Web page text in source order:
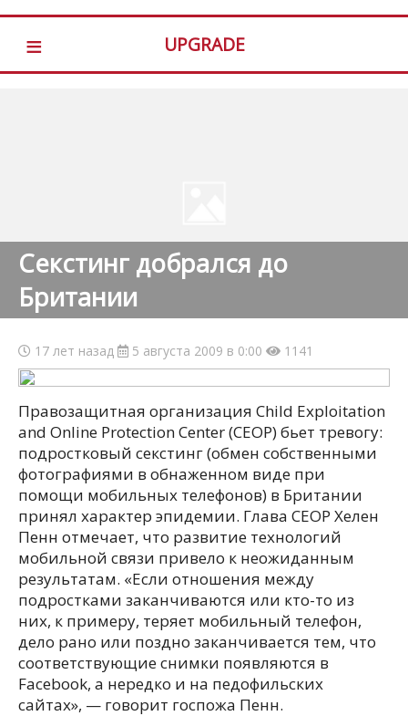
≡ UPGRADE
Секстинг добрался до
Британии
17 лет назад 5 августа 2009 в 0:00 1141
Правозащитная организация Child Exploitation
and Online Protection Center (CEOP) бьет тревогу:
подростковый секстинг (обмен собственными
фотографиями в обнаженном виде при
помощи мобильных телефонов) в Британии
принял характер эпидемии. Глава CEOP Хелен
Пенн отмечает, что развитие технологий
мобильной связи привело к неожиданным
результатам. «Если отношения между
подростками заканчиваются или кто-то из
них, к примеру, теряет мобильный телефон,
дело рано или поздно заканчивается тем, что
соответствующие снимки появляются в
Facebook, а нередко и на педофильских
сайтах», — говорит госпожа Пенн.